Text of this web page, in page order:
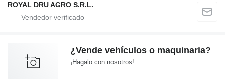
ROYAL DRU AGRO S.R.L.
¿Vende vehículos o maquinaria?
¡Hagalo con nosotros!